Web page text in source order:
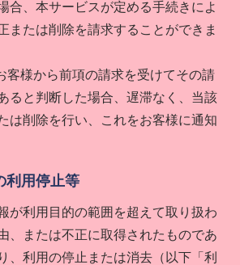
合、本サービスが定める手続きによ
または削除を請求することができま
客様から前項の請求を受けてその請
ると判断した場合、遅滞なく、当該
は削除を行い、これをお客様に通知
利用停止等
が利用目的の範囲を超えて取り扱わ
、または不正に取得されたものであ
、利用の停止または消去（以下「利